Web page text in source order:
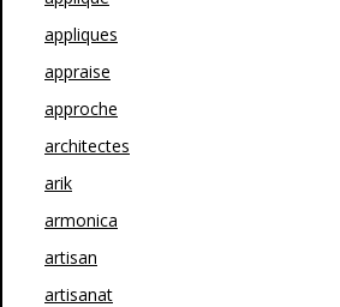
appliques
appraise
approche
architectes
arik
armonica
artisan
artisanat